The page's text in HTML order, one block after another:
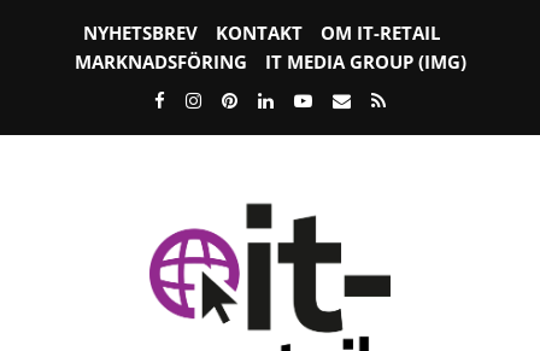
NYHETSBREV KONTAKT
OM IT-RETAIL
MARKNADSFÖRING
IT MEDIA GROUP (IMG)